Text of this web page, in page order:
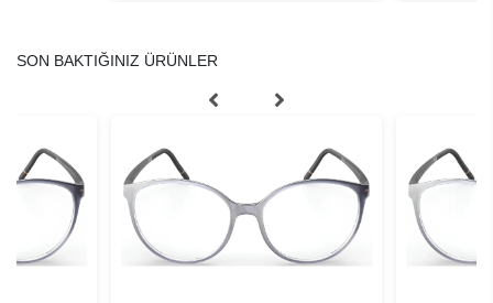
SON BAKTIĞINIZ ÜRÜNLER